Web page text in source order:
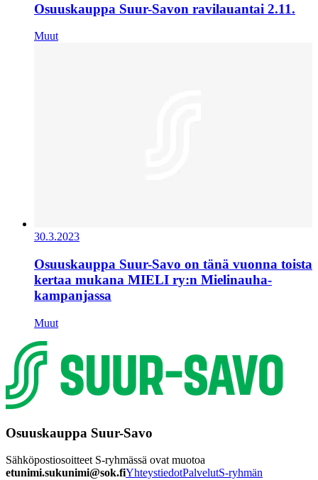
Osuuskauppa Suur-Savon ravilauantai 2.11.
Muut
30.3.2023
Osuuskauppa Suur-Savo on tänä vuonna toista
kertaa mukana MIELI ry:n Mielinauha-
kampanjassa
Muut
Osuuskauppa Suur-Savo
Sähköpostiosoitteet S-ryhmässä ovat muotoa
etunimi.sukunimi@sok.fiYhteystiedotPalvelutS-ryhmän